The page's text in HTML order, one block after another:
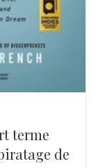
terme
de